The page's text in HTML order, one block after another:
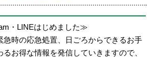
・LINEはじめました≫
急時の応急処置、日ごろからできるお手
るお得な情報を発信していきますので、